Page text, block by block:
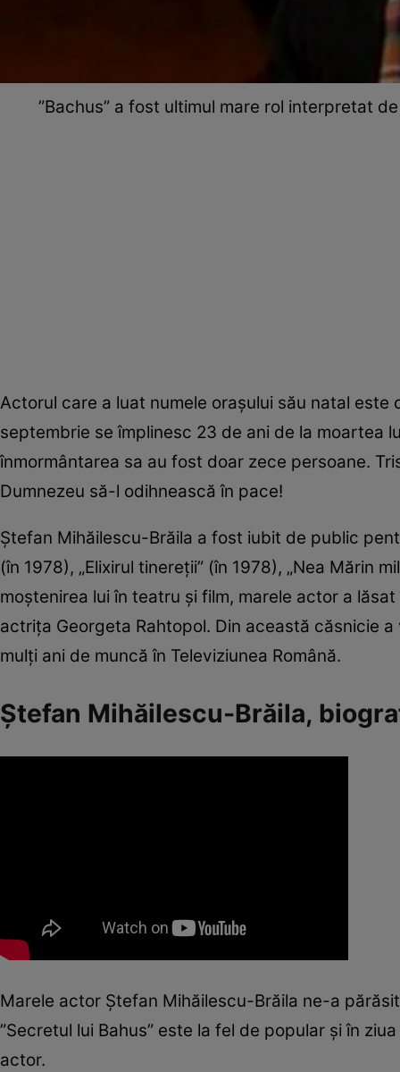
”Bachus” a fost ultimul mare rol interpretat
Actorul care a luat numele oraşului său natal
septembrie se împlinesc 23 de ani de la moartea
înmormântarea sa au fost doar zece persoane.
Dumnezeu să-l odihnească în pace!
Ştefan Mihăilescu-Brăila a fost iubit de public
(în 1978), „Elixirul tinereţii” (în 1978), „Nea Mărin
moştenirea lui în teatru şi film, marele actor a
actriţa Georgeta Rahtopol. Din această căsnicie
mulţi ani de muncă în Televiziunea Română.
Ștefan Mihăilescu-Brăila,
Marele actor Ștefan Mihăilescu-Brăila ne-a
”Secretul lui Bahus” este la fel de popular și în
actor.